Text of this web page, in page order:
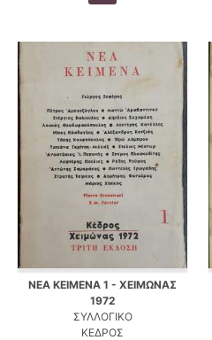
ΝΕΑ ΚΕΙΜΕΝΑ 1 - ΧΕΙΜΩΝΑΣ
1972
ΣΥΛΛΟΓΙΚΟ
ΚΕΔΡΟΣ